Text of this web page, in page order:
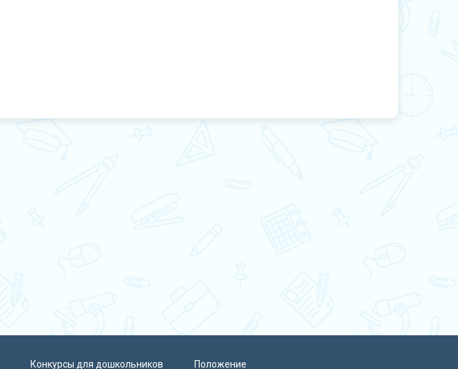
Конкурсы для дошкольников Положение